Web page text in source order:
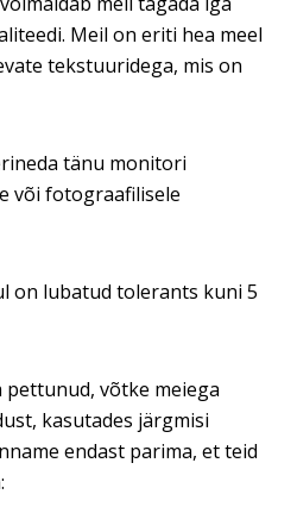
Meil on eriti hea meel
tekstuuridega, mis on
tänu monitori
või fotograafilisele
on lubatud tolerants kuni 5
võtke meiega
kasutades järgmisi
endast parima, et teid